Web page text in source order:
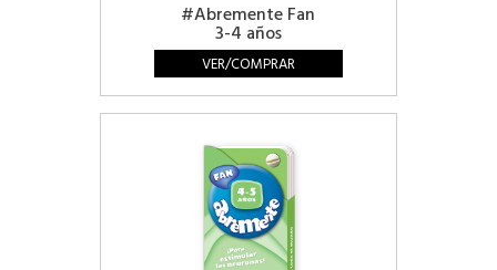
#Abremente Fan
3-4 años
VER/COMPRAR